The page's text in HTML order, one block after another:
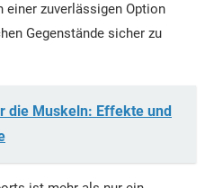
einer zuverlässigen Option
Gegenstände sicher zu
die Muskeln: Effekte und